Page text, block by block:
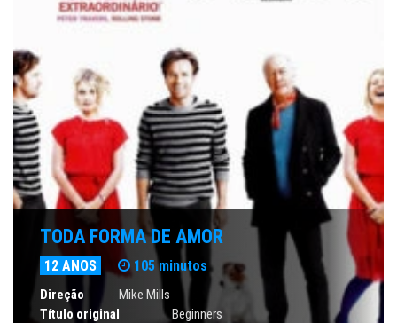
TODA FORMA DE AMOR
12 ANOS 105 minutos
Direção
Mike Mills
Título original
Beginners